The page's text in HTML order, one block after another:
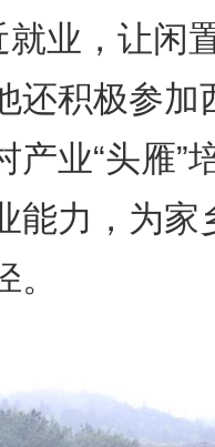
业，让闲
还积极参加
产业“头雁”
能力，为家